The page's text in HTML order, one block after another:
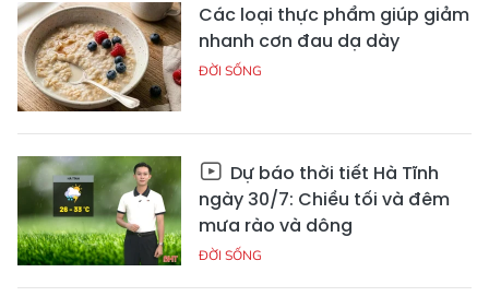
Các loại thực phẩm giúp giảm
nhanh cơn đau dạ dày
ĐỜI SỐNG
Dự báo thời tiết Hà Tĩnh
ngày 30/7: Chiều tối và đêm
mưa rào và dông
ĐỜI SỐNG